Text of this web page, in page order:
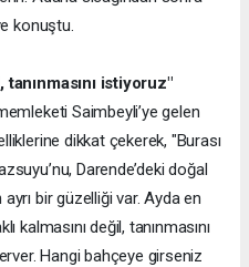
konuştu.
tanınmasını istiyoruz"
Saimbeyli’ye gelen
dikkat çekerek, "Burası
Darende’deki doğal
bir güzelliği var. Ayda en
kalmasını değil, tanınmasını
Hangi bahçeye girseniz